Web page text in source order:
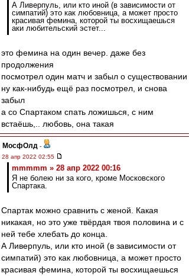
А Ливерпуль, или кто иной (в зависимости от
симпатий) это как любовница, а может просто
красивая фемина, которой ты восхищаешься
аки любительский эстет...
это фемина на один вечер. даже без
продолжения
посмотрел один матч и забыл о существовании
ну как-нибудь ещё раз посмотрел, и снова
забыл
а со Спартаком спать ложишься, с ним
встаёшь,.. любовь, она такая
МосфОлд -
28 апр 2022 02:55
mmmmm » 28 апр 2022 00:16
Я не болею ни за кого, кроме Московского
Спартака.
Спартак можно сравнить с женой. Какая
никакая, но это уже твёрдая твоя половина и с
ней тебе хлебать до конца.
А Ливерпуль, или кто иной (в зависимости от
симпатий) это как любовница, а может просто
красивая фемина, которой ты восхищаешься